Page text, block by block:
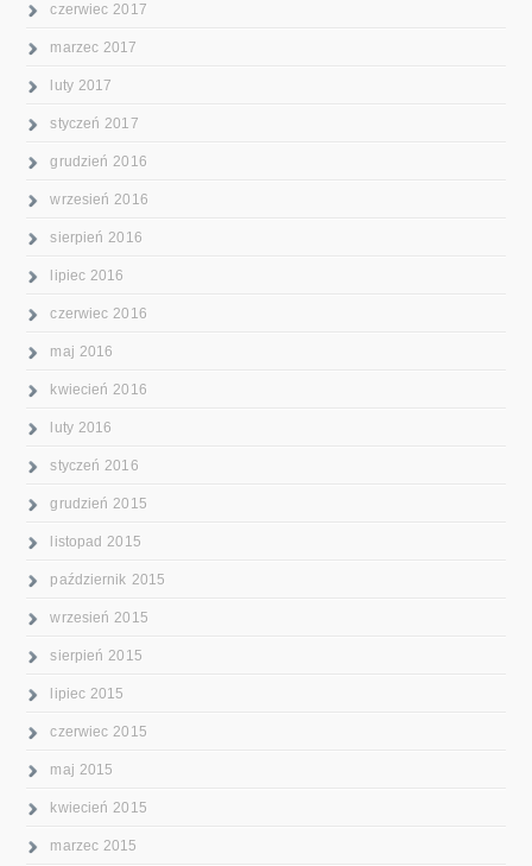
czerwiec 2017
marzec 2017
luty 2017
styczeń 2017
grudzień 2016
wrzesień 2016
sierpień 2016
lipiec 2016
czerwiec 2016
maj 2016
kwiecień 2016
luty 2016
styczeń 2016
grudzień 2015
listopad 2015
październik 2015
wrzesień 2015
sierpień 2015
lipiec 2015
czerwiec 2015
maj 2015
kwiecień 2015
marzec 2015